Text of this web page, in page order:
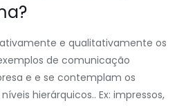
e qualitativamente os
de comunicação
e e se contemplam os
hierárquicos.. Ex: impressos,